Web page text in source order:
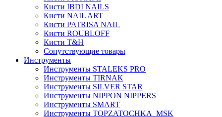
Кисти IBDI NAILS
Кисти NAIL ART
Кисти PATRISA NAIL
Кисти ROUBLOFF
Кисти T&H
Сопутствующие товары
Инструменты
Инструменты STALEKS PRO
Инструменты TIRNAK
Инструменты SILVER STAR
Инструменты NIPPON NIPPERS
Инструменты SMART
Инструменты TOPZATOCHKA_MSK